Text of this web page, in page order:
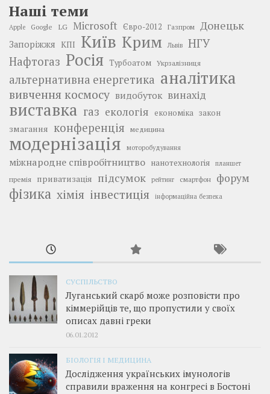
Наші теми
Apple Google LG Microsoft Євро-2012 Газпром Донецьк
Запоріжжя КПІ Київ Крим Львів
НГУ
Нафтогаз Росія Турбоатом Укрзалізниця
альтернативна енергетика аналітика
вивчення космосу видобуток винахід
виставка газ екологія економіка закон
змагання конференція медицина
модернізація моторобудування
міжнародне співробітництво нанотехнологія планшет
премія приватизація підсумок рейтинг смартфон форум
фізика хімія інвестиція інформаційна безпека
СУСПІЛЬСТВО
Луганський скарб може розповісти про
кіммерійців те, що пропустили у своїх
описах давні греки
06.01.2012
БІОЛОГІЯ І МЕДИЦИНА
Дослідження українських імунологів
справили враження на конгресі в Бостоні